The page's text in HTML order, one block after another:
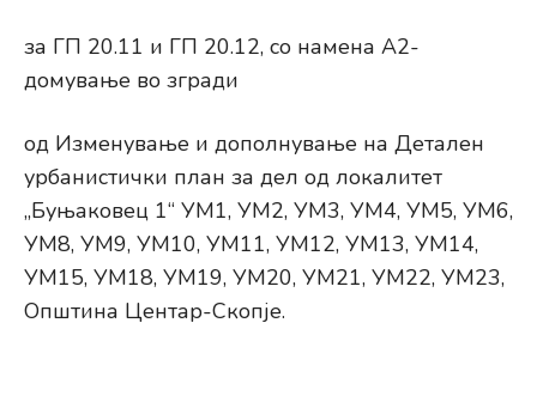
за ГП 20.11 и ГП 20.12, со намена А2-
домување во згради
од Изменување и дополнување на Детален
урбанистички план за дел од локалитет
„Буњаковец 1“ УМ1, УМ2, УМ3, УМ4, УМ5, УМ6,
УМ8, УМ9, УМ10, УМ11, УМ12, УМ13, УМ14,
УМ15, УМ18, УМ19, УМ20, УМ21, УМ22, УМ23,
Општина Центар-Скопје.